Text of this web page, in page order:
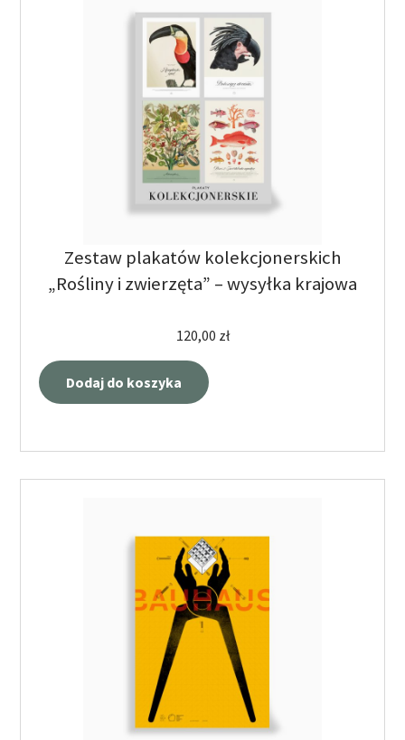
Zestaw plakatów kolekcjonerskich
„Rośliny i zwierzęta” – wysyłka krajowa
120,00 zł
Dodaj do koszyka